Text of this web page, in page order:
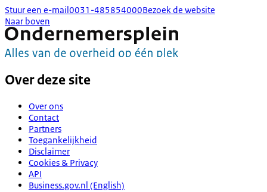
Stuur een e-mail 0031-485854000Bezoek de website
Naar boven
Over deze site
Over ons
Contact
Partners
Toegankelijkheid
Disclaimer
Cookies & Privacy
API
Business.gov.nl (English)